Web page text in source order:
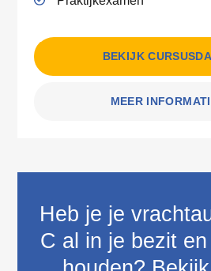
BEKIJK
MEER
Heb je je
C al in je bezit